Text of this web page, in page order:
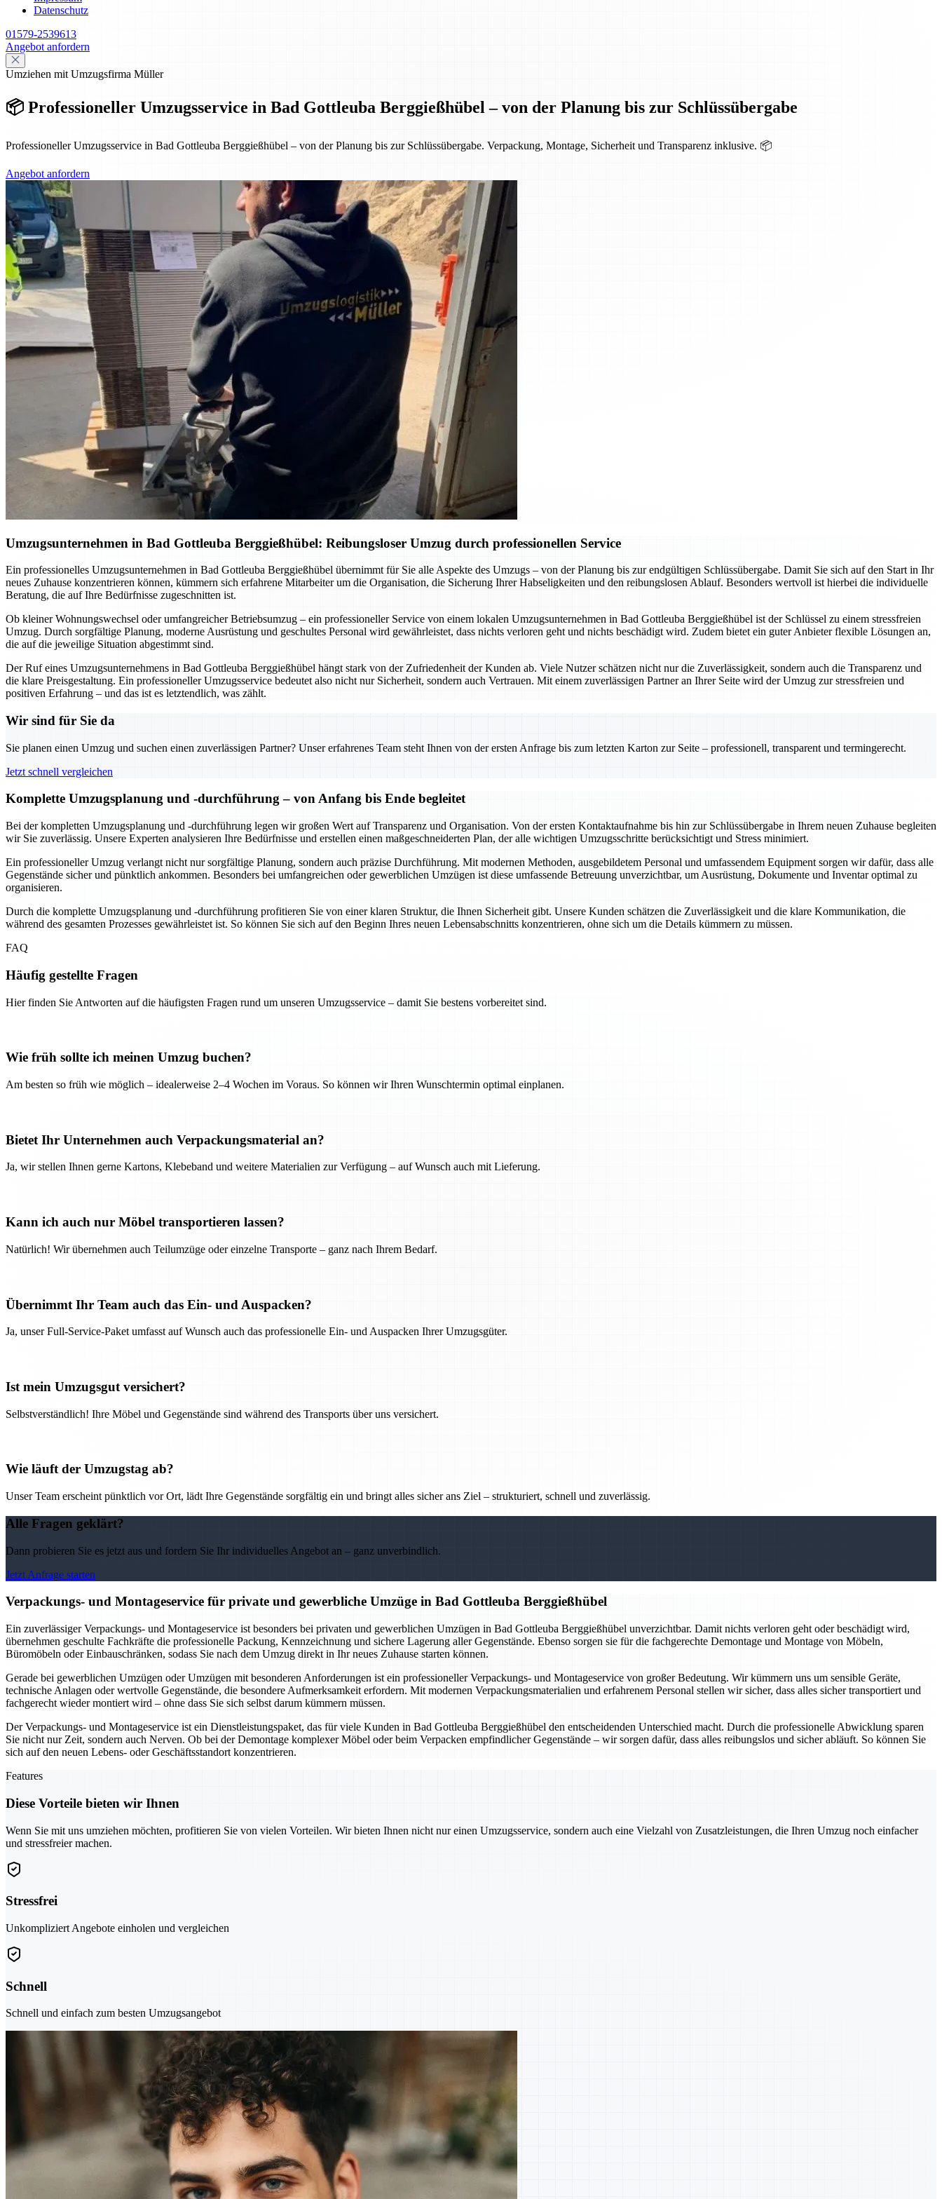
Datenschutz
01579-2539613
Angebot anfordern
Umziehen mit Umzugsfirma Müller
📦 Professioneller Umzugsservice in Bad Gottleuba Berggießhübel – von der Planung bis zur Schlüssübergabe
Professioneller Umzugsservice in Bad Gottleuba Berggießhübel – von der Planung bis zur Schlüssübergabe. Verpackung, Montage, Sicherheit und Transparenz inklusive. 📦
Angebot anfordern
Umzugsunternehmen in Bad Gottleuba Berggießhübel: Reibungsloser Umzug durch professionellen Service
Ein professionelles Umzugsunternehmen in Bad Gottleuba Berggießhübel übernimmt für Sie alle Aspekte des Umzugs – von der Planung bis zur endgültigen Schlüssübergabe. Damit Sie sich auf den Start in Ihr
neues Zuhause konzentrieren können, kümmern sich erfahrene Mitarbeiter um die Organisation, die Sicherung Ihrer Habseligkeiten und den reibungslosen Ablauf. Besonders wertvoll ist hierbei die individuelle
Beratung, die auf Ihre Bedürfnisse zugeschnitten ist.
Ob kleiner Wohnungswechsel oder umfangreicher Betriebsumzug – ein professioneller Service von einem lokalen Umzugsunternehmen in Bad Gottleuba Berggießhübel ist der Schlüssel zu einem stressfreien
Umzug. Durch sorgfältige Planung, moderne Ausrüstung und geschultes Personal wird gewährleistet, dass nichts verloren geht und nichts beschädigt wird. Zudem bietet ein guter Anbieter flexible Lösungen an,
die auf die jeweilige Situation abgestimmt sind.
Der Ruf eines Umzugsunternehmens in Bad Gottleuba Berggießhübel hängt stark von der Zufriedenheit der Kunden ab. Viele Nutzer schätzen nicht nur die Zuverlässigkeit, sondern auch die Transparenz und
die klare Preisgestaltung. Ein professioneller Umzugsservice bedeutet also nicht nur Sicherheit, sondern auch Vertrauen. Mit einem zuverlässigen Partner an Ihrer Seite wird der Umzug zur stressfreien und
positiven Erfahrung – und das ist es letztendlich, was zählt.
Wir sind für Sie da
Sie planen einen Umzug und suchen einen zuverlässigen Partner? Unser erfahrenes Team steht Ihnen von der ersten Anfrage bis zum letzten Karton zur Seite – professionell, transparent und termingerecht.
Jetzt schnell vergleichen
Komplette Umzugsplanung und -durchführung – von Anfang bis Ende begleitet
Bei der kompletten Umzugsplanung und -durchführung legen wir großen Wert auf Transparenz und Organisation. Von der ersten Kontaktaufnahme bis hin zur Schlüssübergabe in Ihrem neuen Zuhause begleiten
wir Sie zuverlässig. Unsere Experten analysieren Ihre Bedürfnisse und erstellen einen maßgeschneiderten Plan, der alle wichtigen Umzugsschritte berücksichtigt und Stress minimiert.
Ein professioneller Umzug verlangt nicht nur sorgfältige Planung, sondern auch präzise Durchführung. Mit modernen Methoden, ausgebildetem Personal und umfassendem Equipment sorgen wir dafür, dass alle
Gegenstände sicher und pünktlich ankommen. Besonders bei umfangreichen oder gewerblichen Umzügen ist diese umfassende Betreuung unverzichtbar, um Ausrüstung, Dokumente und Inventar optimal zu
organisieren.
Durch die komplette Umzugsplanung und -durchführung profitieren Sie von einer klaren Struktur, die Ihnen Sicherheit gibt. Unsere Kunden schätzen die Zuverlässigkeit und die klare Kommunikation, die
während des gesamten Prozesses gewährleistet ist. So können Sie sich auf den Beginn Ihres neuen Lebensabschnitts konzentrieren, ohne sich um die Details kümmern zu müssen.
FAQ
Häufig gestellte Fragen
Hier finden Sie Antworten auf die häufigsten Fragen rund um unseren Umzugsservice – damit Sie bestens vorbereitet sind.
Wie früh sollte ich meinen Umzug buchen?
Am besten so früh wie möglich – idealerweise 2–4 Wochen im Voraus. So können wir Ihren Wunschtermin optimal einplanen.
Bietet Ihr Unternehmen auch Verpackungsmaterial an?
Ja, wir stellen Ihnen gerne Kartons, Klebeband und weitere Materialien zur Verfügung – auf Wunsch auch mit Lieferung.
Kann ich auch nur Möbel transportieren lassen?
Natürlich! Wir übernehmen auch Teilumzüge oder einzelne Transporte – ganz nach Ihrem Bedarf.
Übernimmt Ihr Team auch das Ein- und Auspacken?
Ja, unser Full-Service-Paket umfasst auf Wunsch auch das professionelle Ein- und Auspacken Ihrer Umzugsgüter.
Ist mein Umzugsgut versichert?
Selbstverständlich! Ihre Möbel und Gegenstände sind während des Transports über uns versichert.
Wie läuft der Umzugstag ab?
Unser Team erscheint pünktlich vor Ort, lädt Ihre Gegenstände sorgfältig ein und bringt alles sicher ans Ziel – strukturiert, schnell und zuverlässig.
Alle Fragen geklärt?
Dann probieren Sie es jetzt aus und fordern Sie Ihr individuelles Angebot an – ganz unverbindlich.
Jetzt Anfrage starten
Verpackungs- und Montageservice für private und gewerbliche Umzüge in Bad Gottleuba Berggießhübel
Ein zuverlässiger Verpackungs- und Montageservice ist besonders bei privaten und gewerblichen Umzügen in Bad Gottleuba Berggießhübel unverzichtbar. Damit nichts verloren geht oder beschädigt wird,
übernehmen geschulte Fachkräfte die professionelle Packung, Kennzeichnung und sichere Lagerung aller Gegenstände. Ebenso sorgen sie für die fachgerechte Demontage und Montage von Möbeln,
Büromöbeln oder Einbauschränken, sodass Sie nach dem Umzug direkt in Ihr neues Zuhause starten können.
Gerade bei gewerblichen Umzügen oder Umzügen mit besonderen Anforderungen ist ein professioneller Verpackungs- und Montageservice von großer Bedeutung. Wir kümmern uns um sensible Geräte,
technische Anlagen oder wertvolle Gegenstände, die besondere Aufmerksamkeit erfordern. Mit modernen Verpackungsmaterialien und erfahrenem Personal stellen wir sicher, dass alles sicher transportiert und
fachgerecht wieder montiert wird – ohne dass Sie sich selbst darum kümmern müssen.
Der Verpackungs- und Montageservice ist ein Dienstleistungspaket, das für viele Kunden in Bad Gottleuba Berggießhübel den entscheidenden Unterschied macht. Durch die professionelle Abwicklung sparen
Sie nicht nur Zeit, sondern auch Nerven. Ob bei der Demontage komplexer Möbel oder beim Verpacken empfindlicher Gegenstände – wir sorgen dafür, dass alles reibungslos und sicher abläuft. So können Sie
sich auf den neuen Lebens- oder Geschäftsstandort konzentrieren.
Features
Diese Vorteile bieten wir Ihnen
Wenn Sie mit uns umziehen möchten, profitieren Sie von vielen Vorteilen. Wir bieten Ihnen nicht nur einen Umzugsservice, sondern auch eine Vielzahl von Zusatzleistungen, die Ihren Umzug noch einfacher
und stressfreier machen.
Stressfrei
Unkompliziert Angebote einholen und vergleichen
Schnell
Schnell und einfach zum besten Umzugsangebot